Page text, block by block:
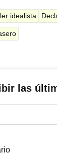
idealista
las